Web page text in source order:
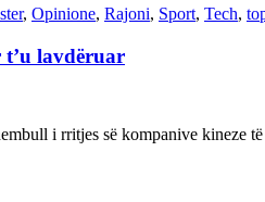
, Opinione, Rajoni, Sport, Tech,
t’u lavdëruar
i rritjes së kompanive